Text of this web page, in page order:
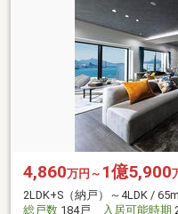
4,860万円～ 1億5,900
2LDK+S（納戸）～4LDK / 65m
総戸数 184戸 入居可能時期